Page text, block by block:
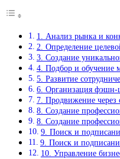
1. Анализ рынка и
2. Определение
3. Создание
4. Подбор и обучение
5. Развитие
6. Организация
7. Продвижение через
8. Создание
8. Создание
9. Поиск и
9. Поиск и
10. Управление